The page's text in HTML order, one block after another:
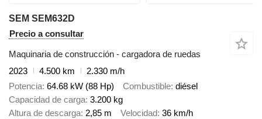
SEM SEM632D
Precio a consultar
Maquinaria de construcción - cargadora de ruedas
2023
4.500 km
2.330 m/h
Potencia 64.68 kW (88 Hp) Combustible diésel
Capacidad de carga 3.200 kg
Altura de descarga 2,85 m Velocidad 36 km/h